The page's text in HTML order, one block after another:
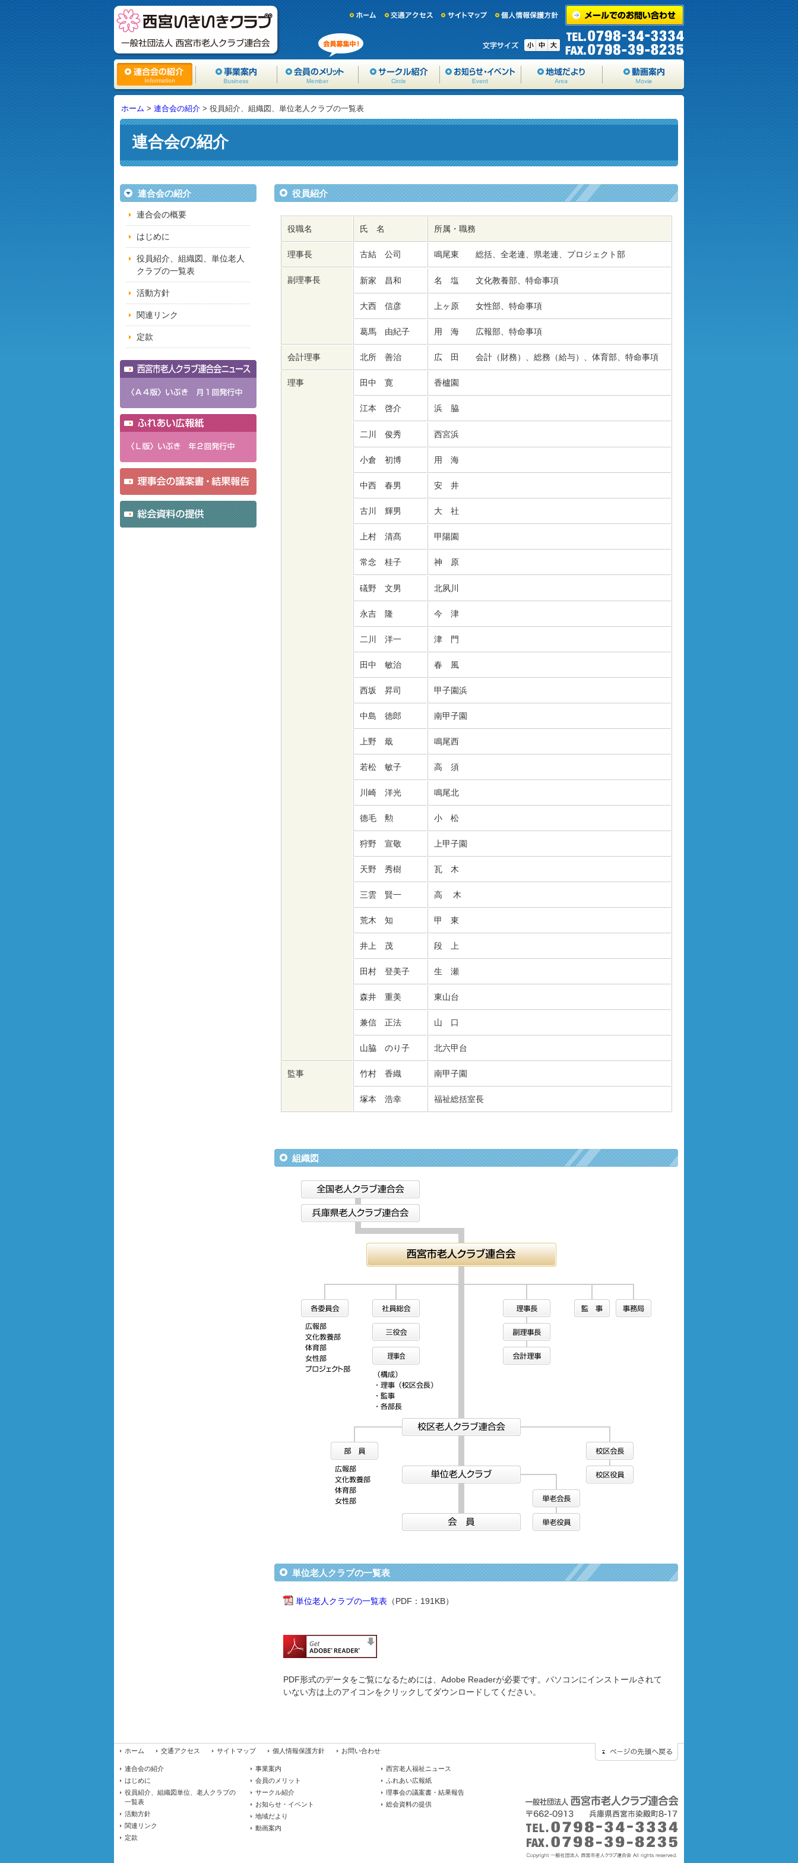
ホーム > 連合会の紹介 > 役員紹介、組織図、単位老人クラブの一覧表
連合会の紹介
役員紹介
役職名 氏 名 所属・職務
理事長 古結 公司 鳴尾東 総括、全老連、県老連、プロジェクト部
副理事長 新家 昌和 名 塩 文化教養部、特命事項
大西 信彦 上ヶ原 女性部、特命事項
葛馬 由紀子 用 海 広報部、特命事項
会計理事 北所 善治 広 田 会計（財務）、総務（給与）、体育部、特命事項
理事 田中 寛 香櫨園
江本 啓介 浜 脇
二川 俊秀 西宮浜
小倉 初博 用 海
中西 春男 安 井
古川 輝男 大 社
上村 清髙 甲陽園
常念 桂子 神 原
礒野 文男 北夙川
永吉 隆 今 津
二川 洋一 津 門
田中 敏治 春 風
西坂 昇司 甲子園浜
中島 徳郎 南甲子園
上野 戢 鳴尾西
若松 敏子 高 須
川崎 洋光 鳴尾北
德毛 勲 小 松
狩野 宣敬 上甲子園
天野 秀樹 瓦 木
三雲 賢一 高 木
荒木 知 甲 東
井上 茂 段 上
田村 登美子 生 瀬
森井 重美 東山台
兼信 正法 山 口
山脇 のり子 北六甲台
監事 竹村 香織 南甲子園
塚本 浩幸 福祉総括室長
組織図
単位老人クラブの一覧表
単位老人クラブの一覧表 （PDF：191KB）
PDF形式のデータをご覧になるためには、Adobe Readerが必要です。パソコンにインストールされて
いない方は上のアイコンをクリックしてダウンロードしてください。
連合会の紹介
連合会の概要
はじめに
役員紹介、組織図、単位老人
クラブの一覧表
活動方針
関連リンク
定款
ホーム 交通アクセス サイトマップ 個人情報保護方針 お問い合わせ
連合会の紹介
はじめに
役員紹介、組織図単位、老人クラブの
一覧表
活動方針
関連リンク
定款
事業案内
会員のメリット
サークル紹介
お知らせ・イベント
地域だより
動画案内
西宮老人福祉ニュース
ふれあい広報紙
理事会の議案書・結果報告
総会資料の提供